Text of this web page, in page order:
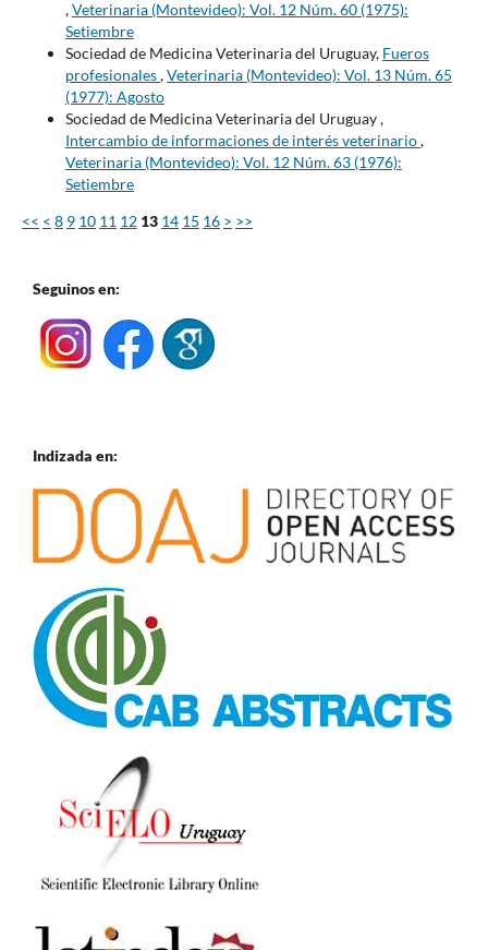
,Veterinaria (Montevideo): Vol. 12 Núm. 60 (1975):
Setiembre
Sociedad de Medicina Veterinaria del Uruguay, Fueros
profesionales,Veterinaria (Montevideo): Vol. 13 Núm. 65
(1977): Agosto
Sociedad de Medicina Veterinaria del Uruguay ,
Intercambio de informaciones de interés veterinario,
Veterinaria (Montevideo): Vol. 12 Núm. 63 (1976):
Setiembre
<< < 8 9 10 11 12 13 14 15 16 > >>
Seguinos en:
Indizada en: